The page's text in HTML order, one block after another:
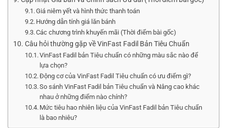
Giá niêm yết và hình thức thanh toán
Hướng dẫn tính giá lăn bánh
Các chương trình khuyến mãi (Thời điểm bài gốc)
Câu hỏi thường gặp về VinFast Fadil Bản Tiêu Chuẩn
VinFast Fadil bản Tiêu chuẩn có những màu sắc nào để
lựa chọn?
Động cơ của VinFast Fadil Tiêu chuẩn có ưu điểm gì?
So sánh VinFast Fadil bản Tiêu chuẩn và Nâng cao khác
nhau ở những điểm nào chính?
Mức tiêu hao nhiên liệu của VinFast Fadil bản Tiêu chuẩn
là bao nhiêu?